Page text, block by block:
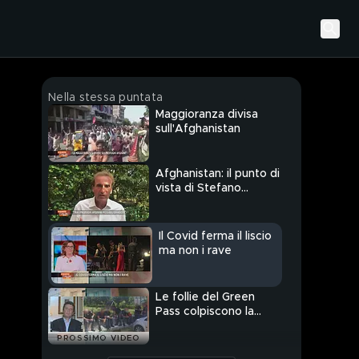
Nella stessa puntata
Maggioranza divisa
sull'Afghanistan
Afghanistan: il punto di
vista di Stefano
Il Covid ferma il liscio
ma non i rave
PROSSIMO VIDEO
Le follie del Green
Pass colpiscono la